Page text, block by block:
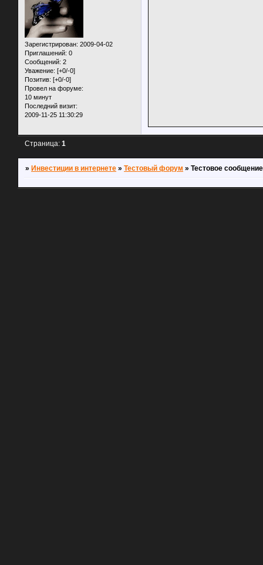
Зарегистрирован: 2009-04-02
Приглашений: 0
Сообщений: 2
Уважение: [+0/-0]
Позитив: [+0/-0]
Провел на форуме:
10 минут
Последний визит:
2009-11-25 11:30:29
Страница:1
» Инвестиции в интернете »Тестовый форум »Тестовое сообщение